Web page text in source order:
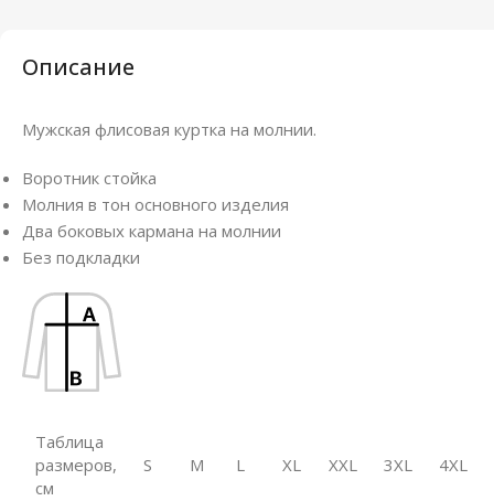
Описание
Мужская флисовая куртка на молнии.
Воротник стойка
Молния в тон основного изделия
Два боковых кармана на молнии
Без подкладки
Таблица
размеров,
см
S M L XL XXL 3XL 4XL